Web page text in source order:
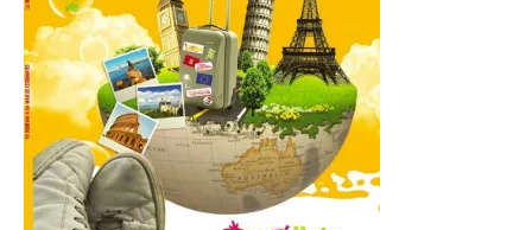
León a la cabeza de la lista
del nuevo ranking de
Billionhands que revela
los diez destinos y locales
preferidos por los
consumidores para